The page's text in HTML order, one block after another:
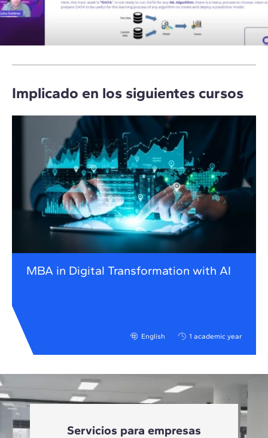
Implicado en los siguientes cursos
MBA in Digital Transformation with AI
English 1 academic year
Servicios para empresas